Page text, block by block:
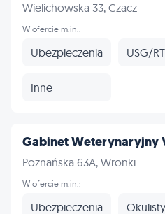
Wielichowska 33, Czacz
W ofercie m.in.:
Ubezpieczenia USG/
Inne
Gabinet Weterynaryjny
Poznańska 63A, Wronki
W ofercie m.in.:
Ubezpieczenia